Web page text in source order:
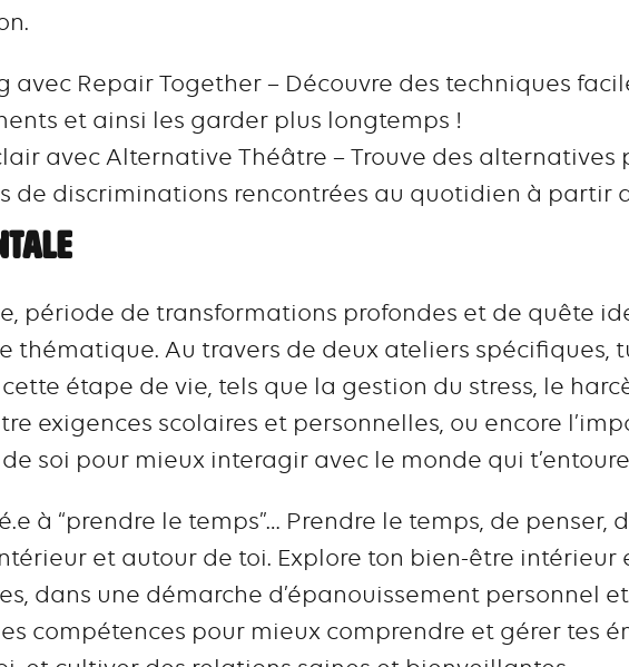
avec Repair Together – Découvre des techniques
et ainsi les garder plus longtemps !
avec Alternative Théâtre – Trouve des alternatives
de discriminations rencontrées au quotidien à partir
période de transformations profondes et de quête
thématique. Au travers de deux ateliers spécifiques,
étape de vie, tels que la gestion du stress, le
exigences scolaires et personnelles, ou encore
soi pour mieux interagir avec le monde qui
à “prendre le temps”… Prendre le temps, de penser,
et autour de toi. Explore ton bien-être intérieur
dans une démarche d’épanouissement personnel
compétences pour mieux comprendre et gérer tes